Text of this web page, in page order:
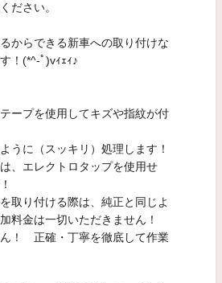
ださい。
からできる新車への取り付けな
！(*^-ﾟ)vｨｪｨ♪
ープを使用してキズや指紋が付
に（スッキリ）処理します！
、エレクトロタップを使用せ
り付ける際は、純正と同じよ
料金は一切いただきません！
！ 正確・丁寧を徹底して作業